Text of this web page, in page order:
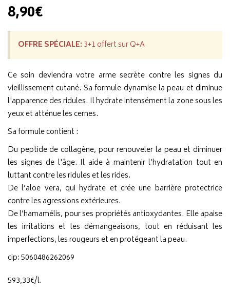
8,90€
OFFRE SPÉCIALE: 3+1 offert sur Q+A
Ce soin deviendra votre arme secrète contre les signes du
vieillissement cutané. Sa formule dynamise la peau et diminue
l'apparence des ridules. Il hydrate intensément la zone sous les
yeux et atténue les cernes.
Sa formule contient :
Du peptide de collagène, pour renouveler la peau et diminuer
les signes de l'âge. Il aide à maintenir l’hydratation tout en
luttant contre les ridules et les rides.
De l’aloe vera, qui hydrate et crée une barrière protectrice
contre les agressions extérieures.
De l’hamamélis, pour ses propriétés antioxydantes. Elle apaise
les irritations et les démangeaisons, tout en réduisant les
imperfections, les rougeurs et en protégeant la peau.
cip: 5060486262069
593,33€/l.